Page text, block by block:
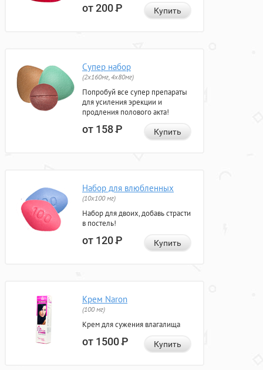
от 200Р Купить
Супер набор
(2х160мг, 4х80мг)
Попробуй все супер препараты
для усиления эрекции и
продления полового акта!
от 158Р Купить
Набор для влюбленных
(10х100 мг)
Набор для двоих, добавь страсти
в постель!
от 120Р Купить
Крем Naron
(100 мг)
Крем для сужения влагалища
от 1500Р Купить